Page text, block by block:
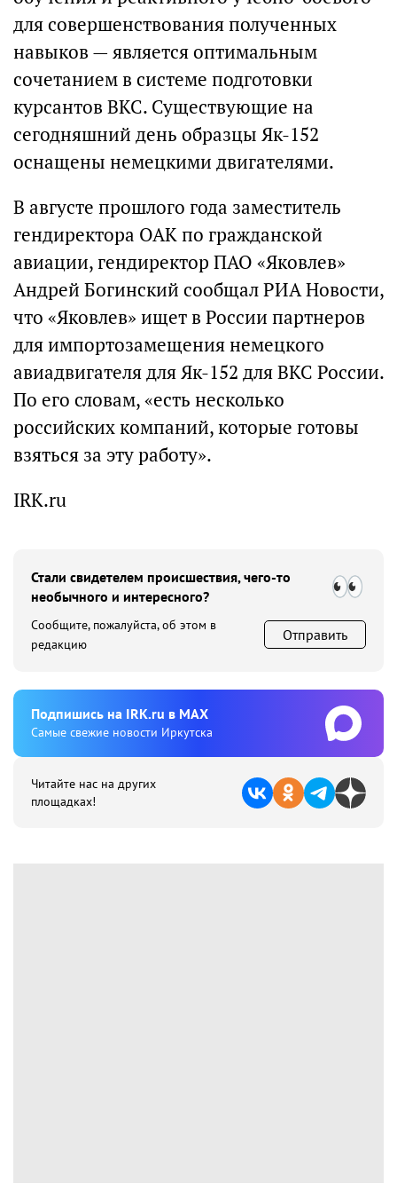
для совершенствования полученных
навыков — является оптимальным
сочетанием в системе подготовки
курсантов ВКС. Существующие на
сегодняшний день образцы Як-152
оснащены немецкими двигателями.
В августе прошлого года заместитель
гендиректора ОАК по гражданской
авиации, гендиректор ПАО «Яковлев»
Андрей Богинский сообщал РИА Новости,
что «Яковлев» ищет в России партнеров
для импортозамещения немецкого
авиадвигателя для Як-152 для ВКС России.
По его словам, «есть несколько
российских компаний, которые готовы
взяться за эту работу».
IRK.ru
Стали свидетелем происшествия, чего-то
необычного и интересного?
Сообщите, пожалуйста, об этом в
редакцию
Отправить
Подпишиcь на IRK.ru в MAX
Cамые свежие новости Иркутска
Читайте нас на других
площадках!